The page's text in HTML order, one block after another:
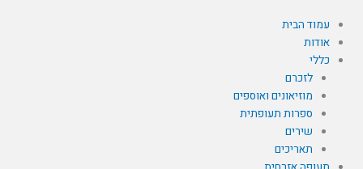
עמוד הבית
אודות
כללי
לזכרם
מוזיאונים ואוספים
ספרות תעופתית
שירים
תאריכים